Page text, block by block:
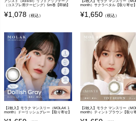
アシスト（Assist）リフトアップテープ
（コスプレ用テーピング）5m巻【即納】
¥1,078 （税込）
【2枚入】モラク マンスリー（
month）サクラペタル【取り寄せ】
¥1,650 （税込）
【2枚入】モラク マンスリー（MOLAK 1
month）ドーリッシュグレー【取り寄せ】
【2枚入】モラク マンスリー（
month）ティントブラウン【取り寄